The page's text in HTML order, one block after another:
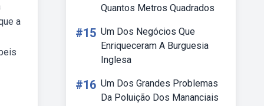
a
Quantos Metros Quadrados
#15 Um Dos Negócios Que
Enriqueceram A Burguesia
Inglesa
#16 Um Dos Grandes Problemas
Da Poluição Dos Mananciais